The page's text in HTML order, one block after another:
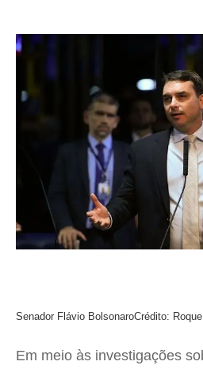
Senador Flávio BolsonaroCrédito:
Em meio às investigações